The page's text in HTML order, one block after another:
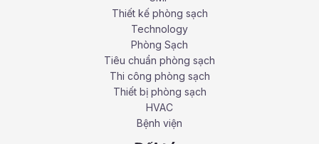
Thiết kế phòng sạch
Technology
Phòng Sạch
Tiêu chuẩn phòng sạch
Thi công phòng sạch
Thiết bị phòng sạch
HVAC
Bệnh viện